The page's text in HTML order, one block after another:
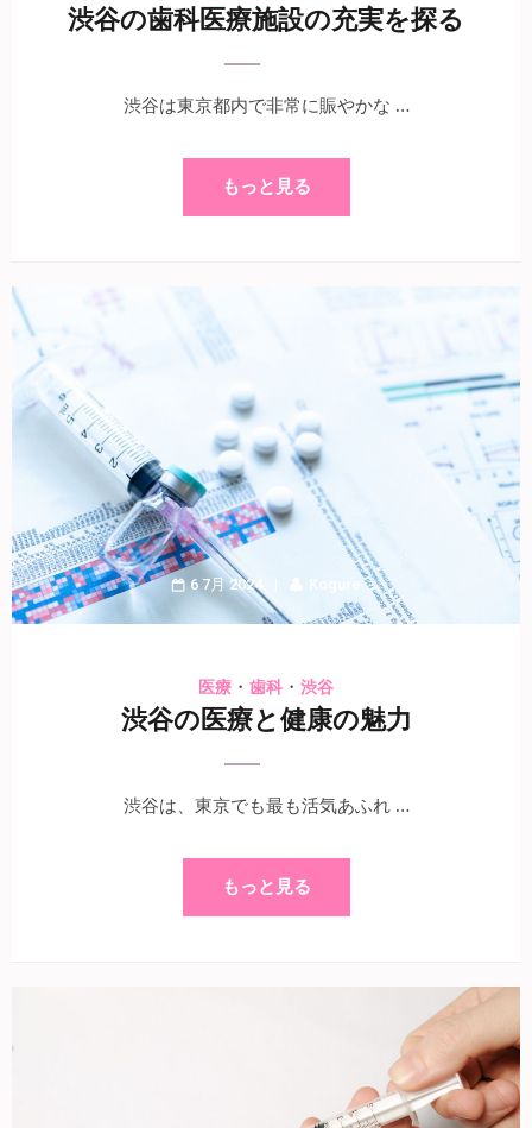
渋谷の歯科医療施設の充実を探る
渋谷は東京都内で非常に賑やかな …
もっと見る
6 7月 2024 Kogure
医療 ・ 歯科 ・ 渋谷
渋谷の医療と健康の魅力
渋谷は、東京でも最も活気あふれ …
もっと見る